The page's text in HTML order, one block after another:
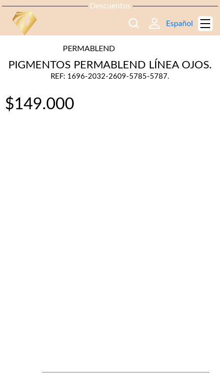
Descuentos
Español
PERMABLEND
PIGMENTOS PERMABLEND LÍNEA OJOS.
REF: 1696-2032-2609-5785-5787.
$149.000